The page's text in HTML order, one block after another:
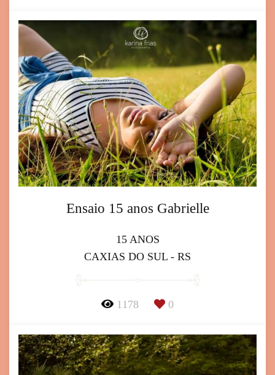
Ensaio 15 anos Gabrielle
15 ANOS
CAXIAS DO SUL - RS
1178 0